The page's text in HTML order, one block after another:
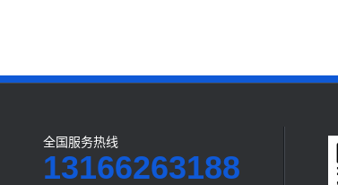
全国服务热线
13166263188